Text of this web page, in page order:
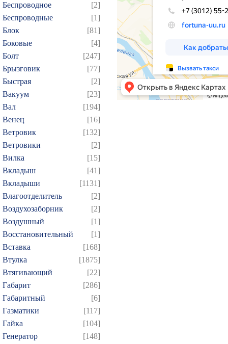
Беспроводное
[2]
Беспроводные
[1]
Блок
[81]
Боковые
[4]
Болт
[247]
Брызговик
[77]
Быстрая
[2]
Вакуум
[23]
Вал
[194]
Венец
[16]
Ветровик
[132]
Ветровики
[2]
Вилка
[15]
Вкладыш
[41]
Вкладыши
[1131]
Влагоотделитель
[2]
Воздухозаборник
[2]
Воздушный
[1]
Восстановительный
[1]
Вставка
[168]
Втулка
[1875]
Втягивающий
[22]
Габарит
[286]
Габаритный
[6]
Газматики
[117]
Гайка
[104]
Генератор
[148]